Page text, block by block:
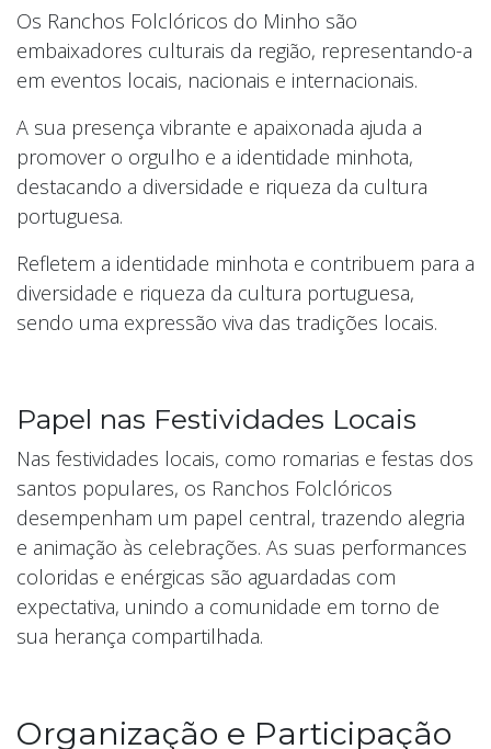
Os Ranchos Folclóricos do Minho são
embaixadores culturais da região, representando-a
em eventos locais, nacionais e internacionais.
A sua presença vibrante e apaixonada ajuda a
promover o orgulho e a identidade minhota,
destacando a diversidade e riqueza da cultura
portuguesa.
Refletem a identidade minhota e contribuem para a
diversidade e riqueza da cultura portuguesa,
sendo uma expressão viva das tradições locais.
Papel nas Festividades Locais
Nas festividades locais, como romarias e festas dos
santos populares, os Ranchos Folclóricos
desempenham um papel central, trazendo alegria
e animação às celebrações. As suas performances
coloridas e enérgicas são aguardadas com
expectativa, unindo a comunidade em torno de
sua herança compartilhada.
Organização e Participação